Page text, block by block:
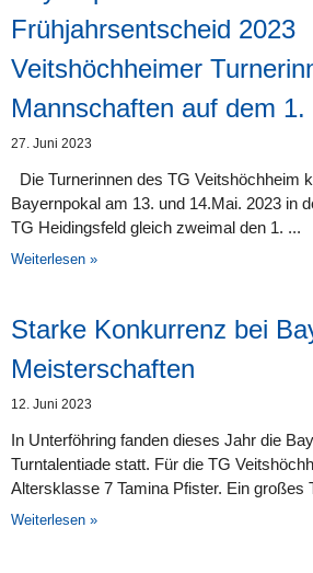
Frühjahrsentscheid 2023
Veitshöchheimer
Mannschaften auf dem 1.
27. Juni 2023
Die Turnerinnen des TG Veitshöchheim
Bayernpokal am 13. und 14.Mai. 2023 in
TG Heidingsfeld gleich zweimal den 1.
Weiterlesen »
Starke Konkurrenz bei
Meisterschaften
12. Juni 2023
In Unterföhring fanden dieses Jahr die
Turntalentiade statt. Für die TG
Altersklasse 7 Tamina Pfister. Ein großes
Weiterlesen »